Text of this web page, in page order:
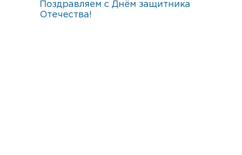
Поздравляем с Днём защитника
Отечества!